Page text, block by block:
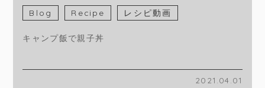
Blog Recipe レシピ動画
キャンプ飯で親子丼
2021.04.01